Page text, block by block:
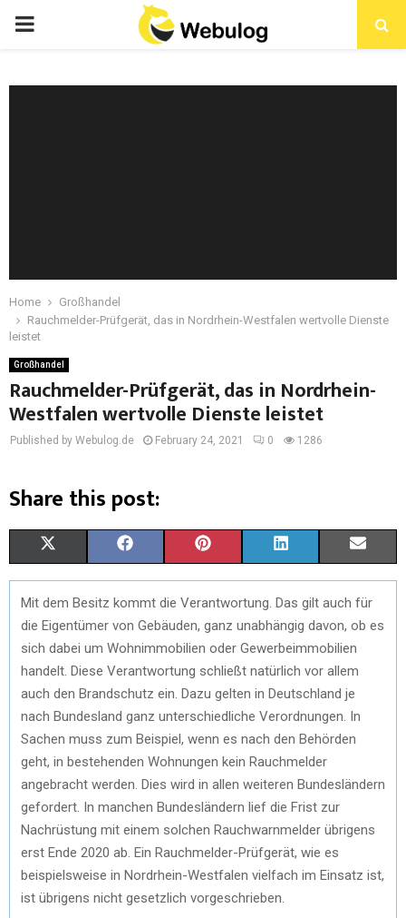
Home
Großhandel
Rauchmelder-Prüfgerät, das in Nordrhein-Westfalen wertvolle Dienste
leistet
Großhandel
Rauchmelder-Prüfgerät, das in Nordrhein-
Westfalen wertvolle Dienste leistet
Published by Webulog.de February 24, 2021 0 1286
Share this post:
(
T
W
I
T
R
A
C
E
B
O
I
N
T
E
R
E
T
I
N
K
E
D
M
Mit dem Besitz kommt die Verantwortung. Das gilt auch für
die Eigentümer von Gebäuden, ganz unabhängig davon, ob es
sich dabei um Wohnimmobilien oder Gewerbeimmobilien
handelt. Diese Verantwortung schließt natürlich vor allem
auch den Brandschutz ein. Dazu gelten in Deutschland je
nach Bundesland ganz unterschiedliche Verordnungen. In
Sachen muss zum Beispiel, wenn es nach den Behörden
geht, in bestehenden Wohnungen kein Rauchmelder
angebracht werden. Dies wird in allen weiteren Bundesländern
gefordert. In manchen Bundesländern lief die Frist zur
Nachrüstung mit einem solchen Rauchwarnmelder übrigens
erst Ende 2020 ab. Ein Rauchmelder-Prüfgerät, wie es
beispielsweise in Nordrhein-Westfalen vielfach im Einsatz ist,
ist übrigens nicht gesetzlich vorgeschrieben.